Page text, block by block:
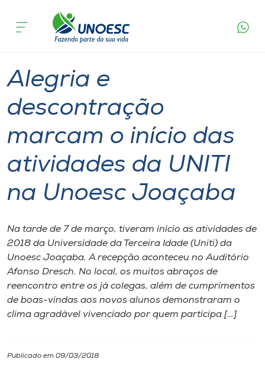
Cursos
Pesquisa
Atendimento ao Estudante
Portal de Ensino
Internacionalização
I.nova
Cultura
acontece
Alegria e
descontração
marcam o início das
atividades da UNITI
na Unoesc Joaçaba
Na tarde de 7 de março, tiveram início as atividades de
2018 da Universidade da Terceira Idade (Uniti) da
Unoesc Joaçaba. A recepção aconteceu no Auditório
Afonso Dresch. No local, os muitos abraços de
reencontro entre os já colegas, além de cumprimentos
de boas-vindas aos novos alunos demonstraram o
clima agradável vivenciado por quem participa […]
Publicado em 09/03/2018